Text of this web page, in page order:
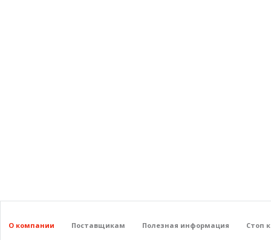
О компании Поставщикам Полезная информация Стоп